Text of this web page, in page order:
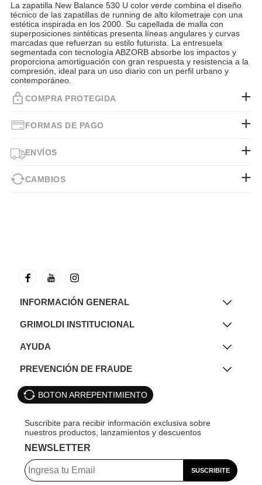
La zapatilla New Balance 530 U color verde combina el diseño
técnico de las zapatillas de running de alto kilometraje con una
estética inspirada en los 2000. Su capellada de malla con
superposiciones sintéticas presenta líneas angulares y curvas
marcadas que refuerzan su estilo futurista. La entresuela
segmentada con tecnología ABZORB absorbe los impactos y
proporciona amortiguación con gran respuesta y resistencia a la
compresión, ideal para un uso diario con un perfil urbano y
contemporáneo.
COMPRA PROTEGIDA
FORMAS DE PAGO
ENVÍOS
CAMBIOS
INFORMACIÓN GENERAL
GRIMOLDI INSTITUCIONAL
AYUDA
PREVENCIÓN DE FRAUDE
BOTON ARREPENTIMIENTO
NEWSLETTER